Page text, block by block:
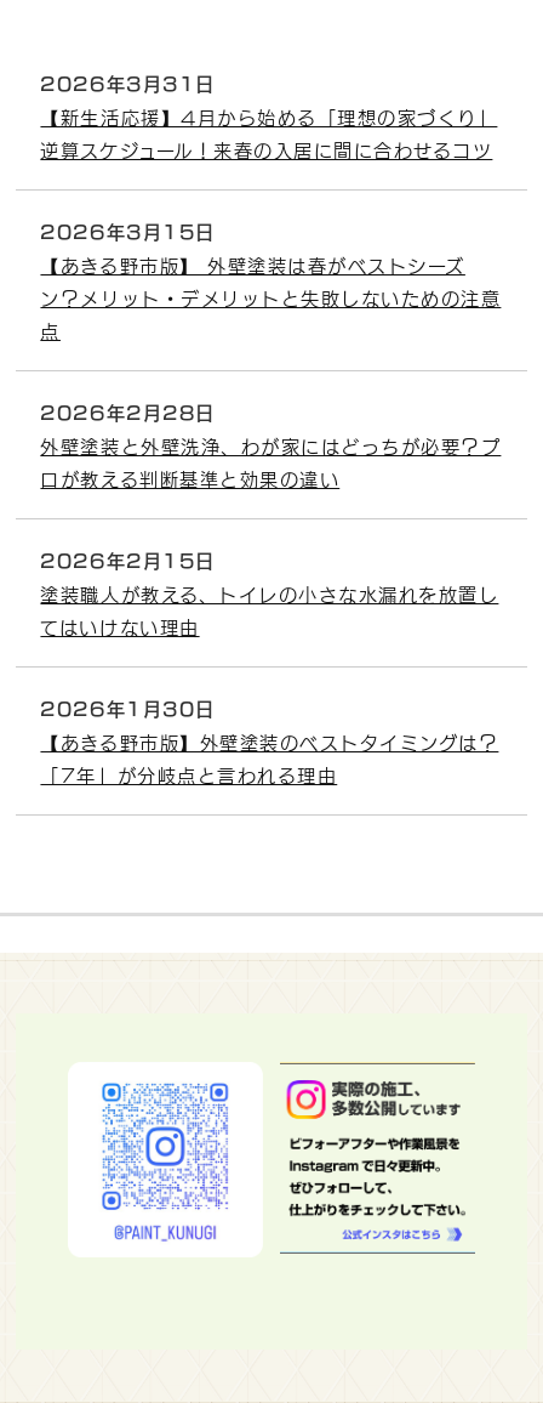
2026年3月31日
【新生活応援】4月から始める「理想の家づくり」
逆算スケジュール！来春の入居に間に合わせるコツ
2026年3月15日
【あきる野市版】 外壁塗装は春がベストシーズ
ン？メリット・デメリットと失敗しないための注意
点
2026年2月28日
外壁塗装と外壁洗浄、わが家にはどっちが必要？プ
ロが教える判断基準と効果の違い
2026年2月15日
塗装職人が教える、トイレの小さな水漏れを放置し
てはいけない理由
2026年1月30日
【あきる野市版】外壁塗装のベストタイミングは？
「7年」が分岐点と言われる理由